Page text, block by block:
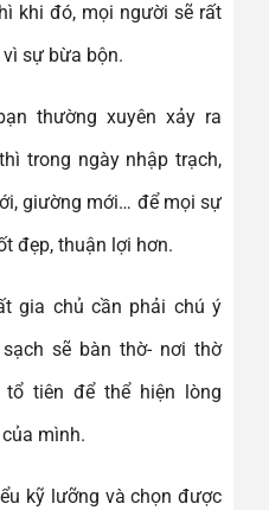
khi đó, mọi người sẽ rất
sự bừa bộn.
thường xuyên xảy ra
trong ngày nhập trạch,
giường mới… để mọi sự
đẹp, thuận lợi hơn.
gia chủ cần phải chú ý
sẽ bàn thờ- nơi thờ
tiên để thể hiện lòng
mình.
kỹ lưỡng và chọn được